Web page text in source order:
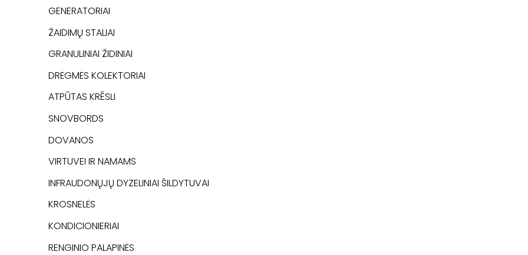
GENERATORIAI
ŽAIDIMŲ STALIAI
GRANULINIAI ŽIDINIAI
DRĖGMĖS KOLEKTORIAI
ATPŪTAS KRĒSLI
SNOVBORDS
DOVANOS
VIRTUVEI IR NAMAMS
INFRAUDONŲJŲ DYZELINIAI ŠILDYTUVAI
KROSNELĖS
KONDICIONIERIAI
RENGINIO PALAPINĖS